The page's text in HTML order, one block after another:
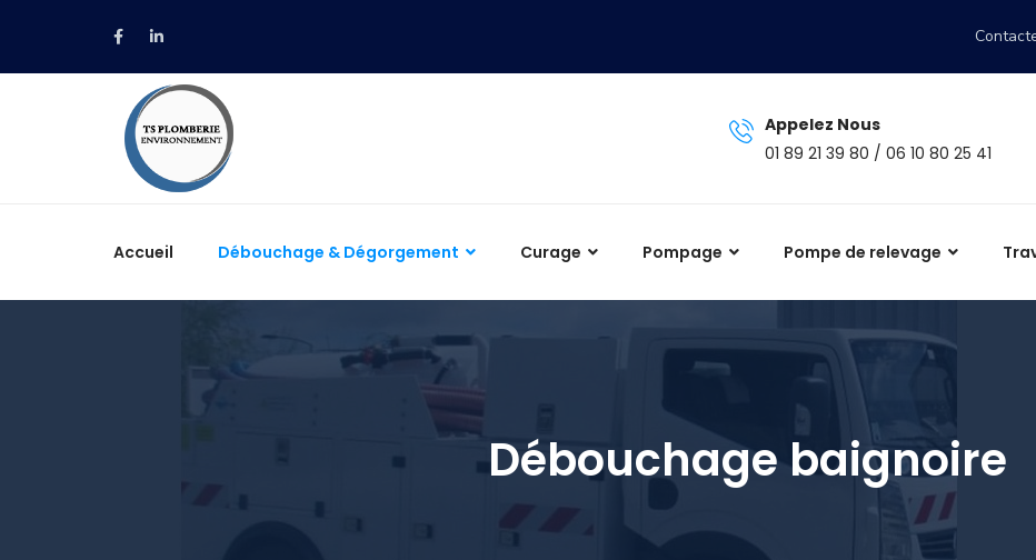
Appelez Nous
01 89 21 39 80 / 06 10 80 25 41
Accueil Débouchage & Dégorgement Curage Pompage Pompe de relevage
Débouchage baignoire